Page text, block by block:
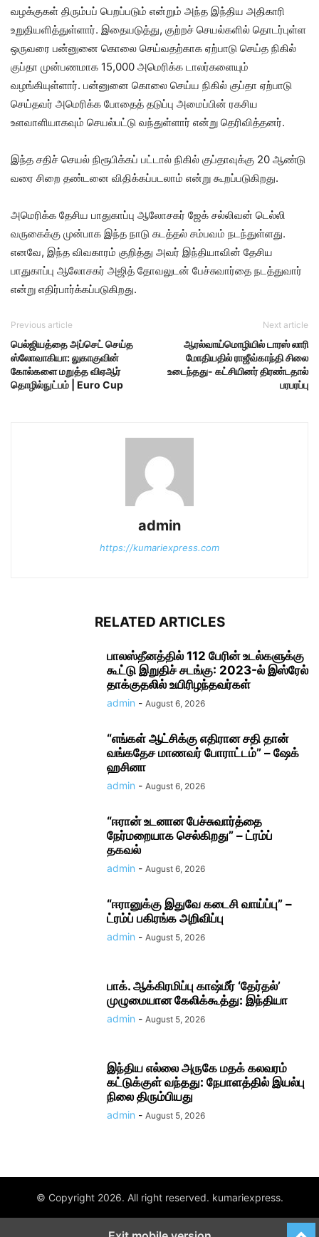
வழக்குகள் திரும்பப் பெறப்படும் என்றும் அந்த இந்திய அதிகாரி
உறுதியளித்துள்ளார். இதையடுத்து, குற்றச் செயல்களில் தொடர்புள்ள
ஒருவரை பன்னுனை கொலை செய்வதற்காக ஏற்பாடு செய்த நிகில்
குப்தா முன்பணமாக 15,000 அமெரிக்க டாலர்களையும்
வழங்கியுள்ளார். பன்னுனை கொலை செய்ய நிகில் குப்தா ஏற்பாடு
செய்தவர் அமெரிக்க போதைத் தடுப்பு அமைப்பின் ரகசிய
உளவாளியாகவும் செயல்பட்டு வந்துள்ளார் என்று தெரிவித்தனர்.
இந்த சதிச் செயல் நிரூபிக்கப் பட்டால் நிகில் குப்தாவுக்கு 20 ஆண்டு
வரை சிறை தண்டனை விதிக்கப்படலாம் என்று கூறப்படுகிறது.
அமெரிக்க தேசிய பாதுகாப்பு ஆலோசகர் ஜேக் சல்லிவன் டெல்லி
வருகைக்கு முன்பாக இந்த நாடு கடத்தல் சம்பவம் நடந்துள்ளது.
எனவே, இந்த விவகாரம் குறித்து அவர் இந்தியாவின் தேசிய
பாதுகாப்பு ஆலோசகர் அஜித் தோவலுடன் பேச்சுவார்தை நடத்துவார்
என்று எதிர்பார்க்கப்படுகிறது.
Previous article
பெல்ஜியத்தை அப்செட் செய்த
ஸ்லோவாகியா: லுகாகுவின்
கோல்களை மறுத்த விஏஆர்
தொழில்நுட்பம் | Euro Cup
Next article
ஆரல்வாய்மொழியில் டாரஸ் லாரி
மோதியதில் ராஜீவ்காந்தி சிலை
உடைந்தது- கட்சியினர் திரண்டதால்
பரபரப்பு
admin
https://kumariexpress.com
RELATED ARTICLES
பாலஸ்தீனத்தில் 112 பேரின் உடல்களுக்கு
கூட்டு இறுதிச் சடங்கு: 2023-ல் இஸ்ரேல்
தாக்குதலில் உயிரிழந்தவர்கள்
admin - August 6, 2026
“எங்கள் ஆட்சிக்கு எதிரான சதி தான்
வங்கதேச மாணவர் போராட்டம்” – ஷேக்
ஹசினா
admin - August 6, 2026
“ஈரான் உடனான பேச்சுவார்த்தை
நேர்மறையாக செல்கிறது” – ட்ரம்ப்
தகவல்
admin - August 6, 2026
“ஈரானுக்கு இதுவே கடைசி வாய்ப்பு” –
ட்ரம்ப் பகிரங்க அறிவிப்பு
admin - August 5, 2026
பாக். ஆக்கிரமிப்பு காஷ்மீர் ‘தேர்தல்’
முழுமையான கேலிக்கூத்து: இந்தியா
admin - August 5, 2026
இந்திய எல்லை அருகே மதக் கலவரம்
கட்டுக்குள் வந்தது: நேபாளத்தில் இயல்பு
நிலை திரும்பியது
admin - August 5, 2026
© Copyright 2026. All right reserved. kumariexpress.